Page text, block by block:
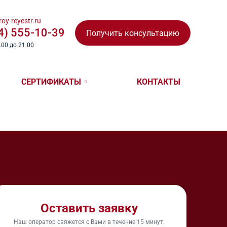
reyestr.ru
555-10-39
до 21.00
Получить консультацию
СЕРТИФИКАТЫ КОНТАКТЫ
Оставить заявку
Наш оператор свяжется с Вами в течение 15 минут.